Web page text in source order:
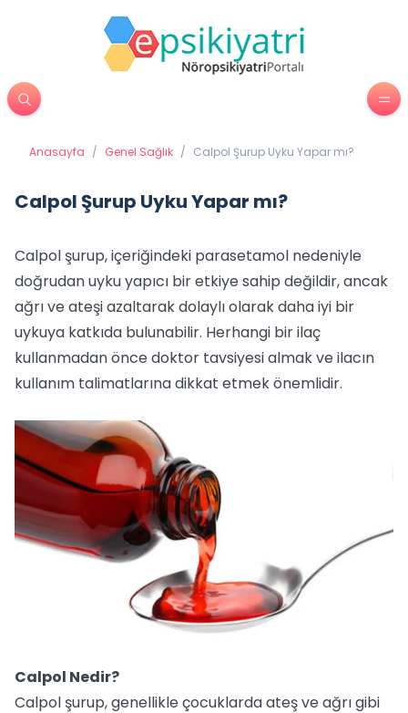
Anasayfa / Genel Sağlık / Calpol Şurup Uyku Yapar mı?
Calpol Şurup Uyku Yapar mı?
Calpol şurup, içeriğindeki parasetamol nedeniyle
doğrudan uyku yapıcı bir etkiye sahip değildir, ancak
ağrı ve ateşi azaltarak dolaylı olarak daha iyi bir
uykuya katkıda bulunabilir. Herhangi bir ilaç
kullanmadan önce doktor tavsiyesi almak ve ilacın
kullanım talimatlarına dikkat etmek önemlidir.
Calpol Nedir?
Calpol şurup, genellikle çocuklarda ateş ve ağrı gibi